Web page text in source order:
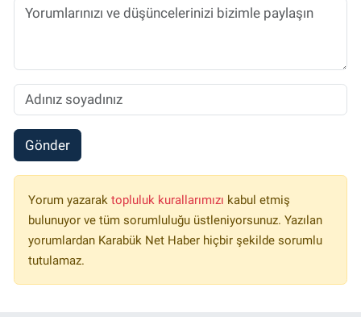
Gönder
Yorum yazarak topluluk kurallarımızı kabul etmiş
bulunuyor ve tüm sorumluluğu üstleniyorsunuz. Yazılan
yorumlardan Karabük Net Haber hiçbir şekilde sorumlu
tutulamaz.